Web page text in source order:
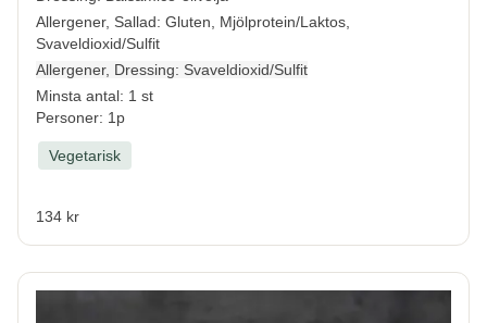
Allergener, Sallad: Gluten, Mjölprotein/Laktos,
Svaveldioxid/Sulfit
Allergener, Dressing: Svaveldioxid/Sulfit
Minsta antal: 1 st
Personer: 1p
Vegetarisk
134 kr